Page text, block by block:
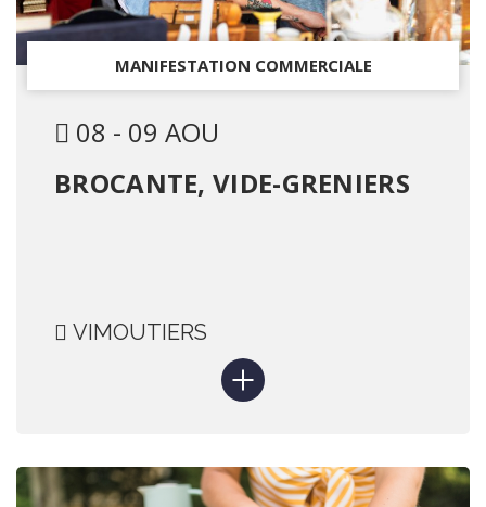
MANIFESTATION COMMERCIALE
08 - 09 AOU
BROCANTE, VIDE-GRENIERS
VIMOUTIERS